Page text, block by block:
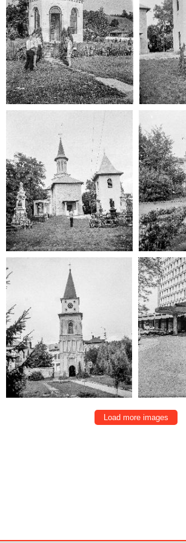
Load more images